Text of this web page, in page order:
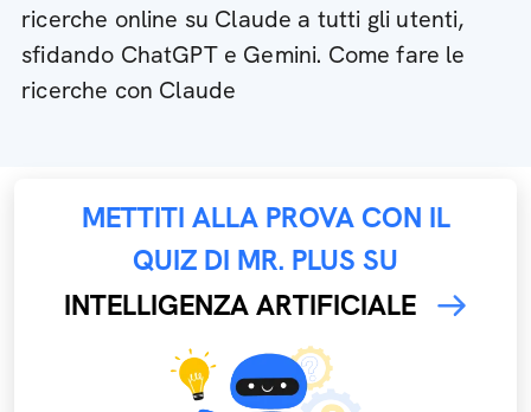
ricerche online su Claude a tutti gli utenti,
sfidando ChatGPT e Gemini. Come fare le
ricerche con Claude
METTITI ALLA PROVA CON IL
QUIZ DI MR. PLUS SU
INTELLIGENZA ARTIFICIALE